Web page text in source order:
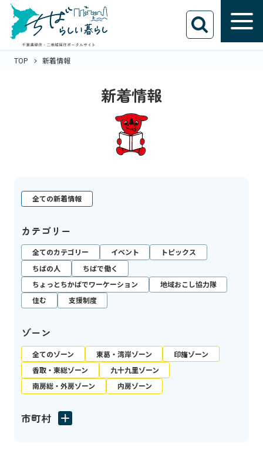
TOP 新着情報
新着情報
全ての新着情報
カテゴリー
全てのカテゴリー イベント
トピックス
ちばの人
ちばで働く
ちょっとちかばでワーケーション
地域おこし協力隊
住む
支援制度
ゾーン
全てのゾーン 東葛・湾岸ゾーン
印旛ゾーン
香取・東総ゾーン
九十九里ゾーン
南房総・外房ゾーン
内房ゾーン
市町村